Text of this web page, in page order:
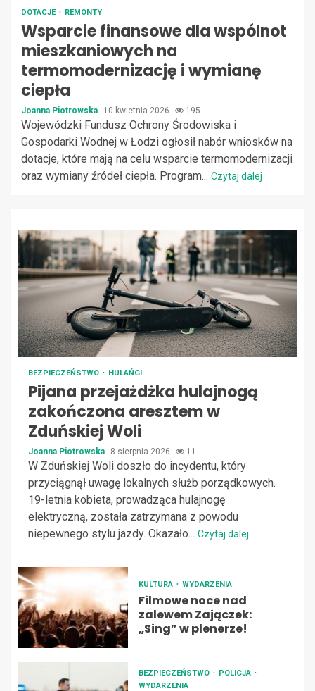
DOTACJE REMONTY
Wsparcie finansowe dla wspólnot
mieszkaniowych na
termomodernizację i wymianę
ciepła
Joanna Piotrowska 10 kwietnia 2026 195
Wojewódzki Fundusz Ochrony Środowiska i
Gospodarki Wodnej w Łodzi ogłosił nabór wniosków na
dotacje, które mają na celu wsparcie termomodernizacji
oraz wymiany źródeł ciepła. Program... Czytaj dalej
BEZPIECZEŃSTWO HULAŃGI
Pijana przejażdżka hulajnogą
zakończona aresztem w
Zduńskiej Woli
Joanna Piotrowska 8 sierpnia 2026 11
W Zduńskiej Woli doszło do incydentu, który
przyciągnął uwagę lokalnych służb porządkowych.
19-letnia kobieta, prowadząca hulajnogę
elektryczną, została zatrzymana z powodu
niepewnego stylu jazdy. Okazało... Czytaj dalej
KULTURA WYDARZENIA
Filmowe noce nad
zalewem Zajączek:
„Sing” w plenerze!
BEZPIECZEŃSTWO
POLICJA
WYDARZENIA